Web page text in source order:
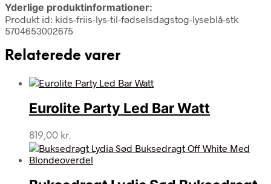
Yderlige produktinformationer:
Produkt id: kids-friis-lys-til-fødselsdagstog-lyseblå-stk
5704653002675
Relaterede varer
Eurolite Party Led Bar Watt
819,00 kr.